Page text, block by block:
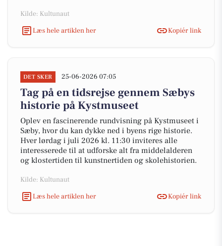
Kilde: Kultunaut
Læs hele artiklen her
Kopiér link
DET SKER 25-06-2026 07:05
Tag på en tidsrejse gennem Sæbys
historie på Kystmuseet
Oplev en fascinerende rundvisning på Kystmuseet i
Sæby, hvor du kan dykke ned i byens rige historie.
Hver lørdag i juli 2026 kl. 11:30 inviteres alle
interesserede til at udforske alt fra middelalderen
og klostertiden til kunstnertiden og skolehistorien.
Kilde: Kultunaut
Læs hele artiklen her
Kopiér link